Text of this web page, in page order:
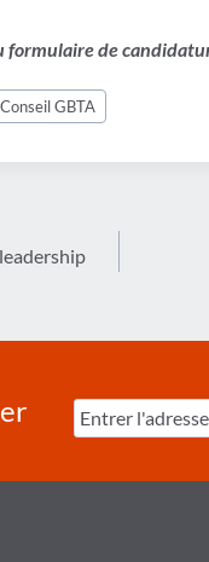
de
Conseil GBTA